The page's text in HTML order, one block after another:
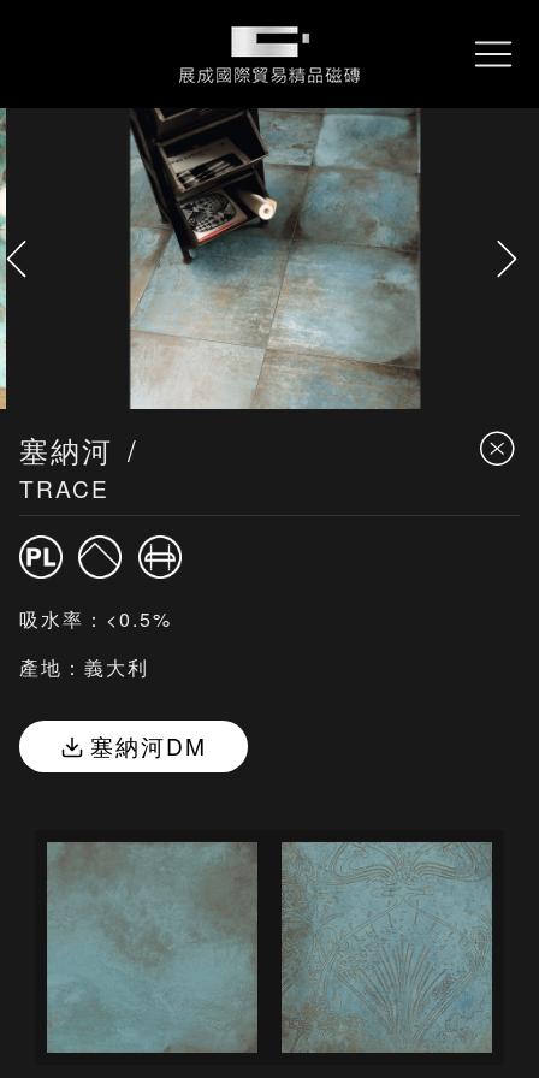
展成國際貿易精品磁磚
About
關於展成
REX
雷克石
Collections
產品資訊
Performance
專案實績
Locations
服務據點
Contact
詢問我們
塞納河
TRACE
吸水率：<0.5%
產地：義大利
塞納河DM